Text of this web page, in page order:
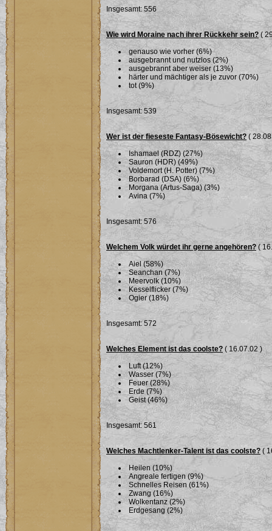
Insgesamt: 556
Wie wird Moraine nach ihrer Rückkehr sein?(
genauso wie vorher (6%)
ausgebrannt und nutzlos (2%)
ausgebrannt aber weiser (13%)
härter und mächtiger als je zuvor (70%)
tot (9%)
Insgesamt: 539
Wer ist der fieseste Fantasy-Bösewicht? (
Ishamael (RDZ) (27%)
Sauron (HDR) (49%)
Voldemort (H. Potter) (7%)
Borbarad (DSA) (6%)
Morgana (Artus-Saga) (3%)
Avina (7%)
Insgesamt: 576
Welchem Volk würdet ihr gerne angehören? (
Aiel (58%)
Seanchan (7%)
Meervolk (10%)
Kesselflicker (7%)
Ogier (18%)
Insgesamt: 572
Welches Element ist das coolste? ( 16.07.02 )
Luft (12%)
Wasser (7%)
Feuer (28%)
Erde (7%)
Geist (46%)
Insgesamt: 561
Welches Machtlenker-Talent ist das coolste? (
Heilen (10%)
Angreale fertigen (9%)
Schnelles Reisen (61%)
Zwang (16%)
Wolkentanz (2%)
Erdgesang (2%)